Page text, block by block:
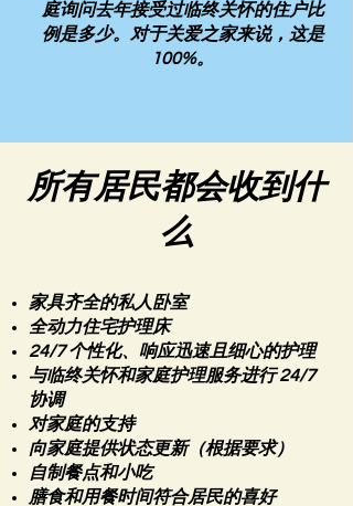
庭询问去年接受过临终关怀的住户比
例是多少。对于关爱之家来说，这是
100%。
所有居民都会收到什
么
家具齐全的私人卧室
全动力住宅护理床
24/7 个性化、响应迅速且细心的护理
与临终关怀和家庭护理服务进行 24/7
协调
对家庭的支持
向家庭提供状态更新（根据要求）
自制餐点和小吃
膳食和用餐时间符合居民的喜好